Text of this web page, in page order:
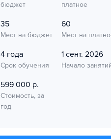
бюджет
платное
35
Мест на бюджет
60
Мест на
4 года
Срок обучения
1 сент. 2026
Начало
599 000 р.
Стоимость, за
год